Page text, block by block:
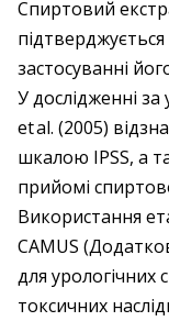
Спиртовий
застосуванні
У дослідженні
et al. (2005)
шкалою IPSS, а
прийомі
Використання
CAMUS
для урологічних
токсичних